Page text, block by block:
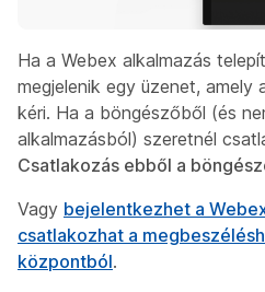
Ha a Webex alkalmazás
megjelenik egy üzenet, amely
kéri. Ha a böngészőből (és
alkalmazásból) szeretnél
Csatlakozás ebből a
Vagy bejelentkezhet a
csatlakozhat a
központból.